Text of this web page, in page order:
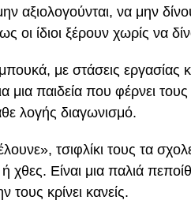
αξιολογούνται, να μην
οι ίδιοι ξέρουν χωρίς να
με στάσεις εργασίας
παιδεία που φέρνει τους
λογής διαγωνισμό.
τσιφλίκι τους τα
χθες. Είναι μια παλιά
τους κρίνει κανείς.